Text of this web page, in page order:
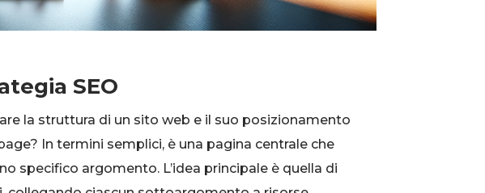
SEO
la struttura di un sito web e il suo posizionamento
In termini semplici, è una pagina centrale che
specifico argomento. L’idea principale è quella di